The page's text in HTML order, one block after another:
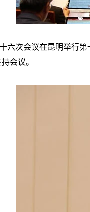
六次会议在昆明举行
会议。